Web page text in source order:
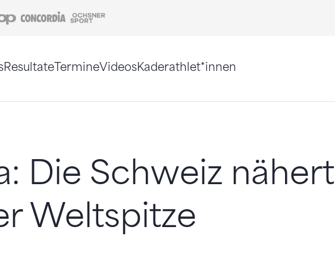
Coop Concordia
ResultateTermineVideosKaderathlet*innen
Die Schweiz nähert
Weltspitze